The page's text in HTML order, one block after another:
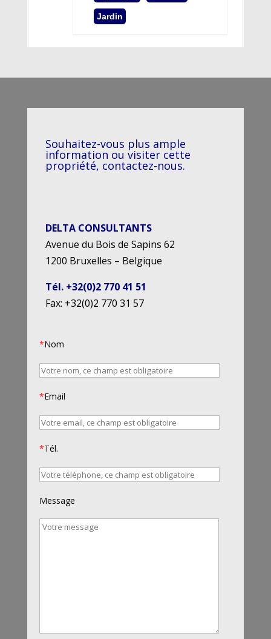
Jardin
Souhaitez-vous plus ample
information ou visiter cette
propriété, contactez-nous.
DELTA CONSULTANTS
Avenue du Bois de Sapins 62
1200 Bruxelles – Belgique
Tél. +32(0)2 770 41 51
Fax: +32(0)2 770 31 57
*Nom
*Email
*Tél.
Message